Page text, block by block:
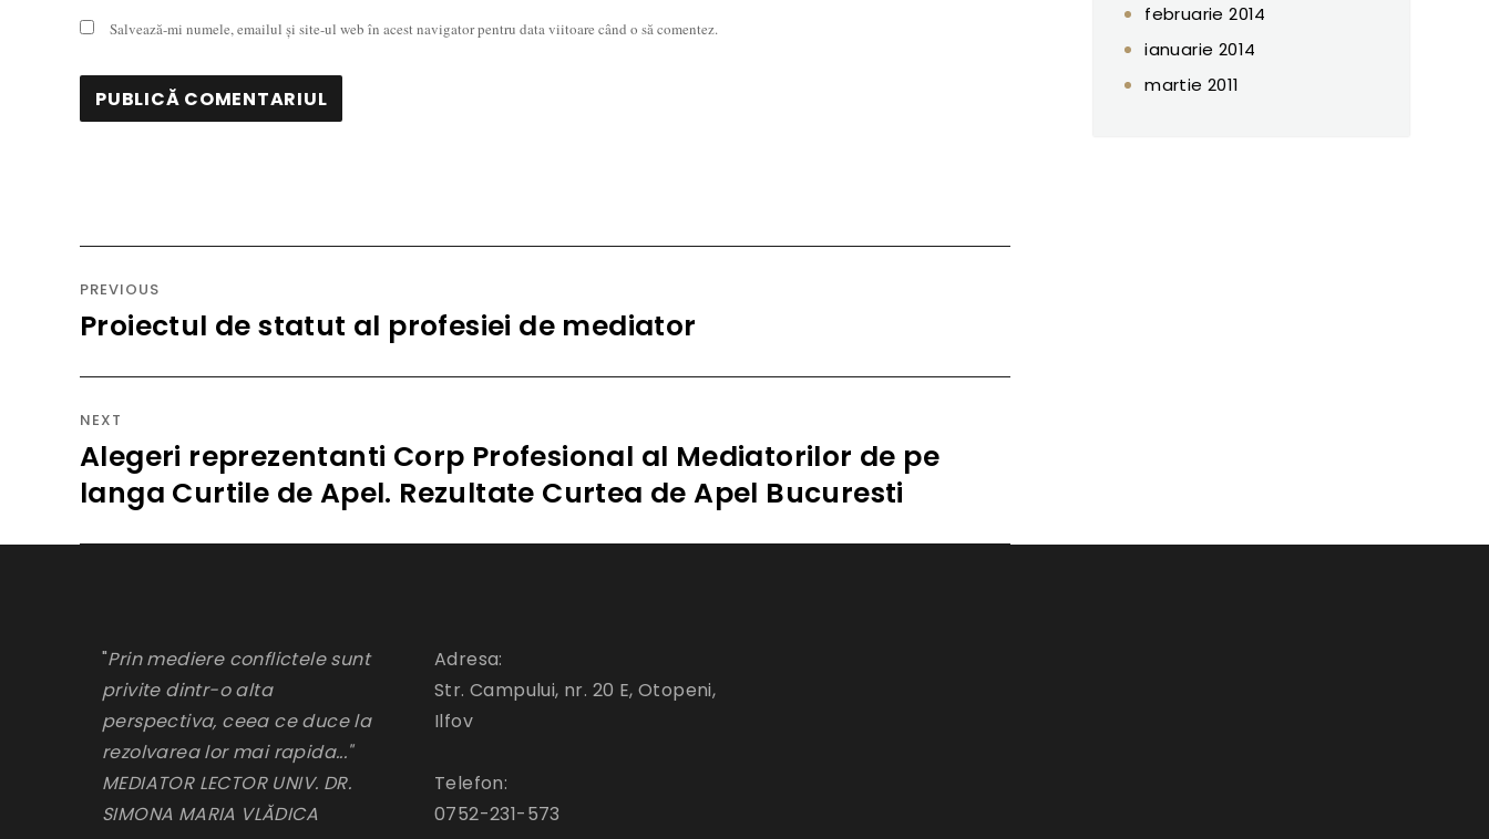
Salvează-mi numele, emailul și site-ul web în acest navigator pentru data viitoare când o să comentez.
în
articole
PREVIOUS
Previous
Proiectul de statut al profesiei de mediator
NEXT
Next
post:
Alegeri reprezentanti Corp Profesional al Mediatorilor de pe
langa Curtile de Apel. Rezultate Curtea de Apel Bucuresti
februarie 2014
ianuarie 2014
martie 2011
"Prin mediere conflictele sunt
privite dintr-o alta
perspectiva, ceea ce duce la
rezolvarea lor mai rapida..."
MEDIATOR LECTOR UNIV. DR.
SIMONA MARIA VLĂDICA
Adresa:
Str. Campului, nr. 20 E, Otopeni,
Ilfov
Telefon:
0752-231-573